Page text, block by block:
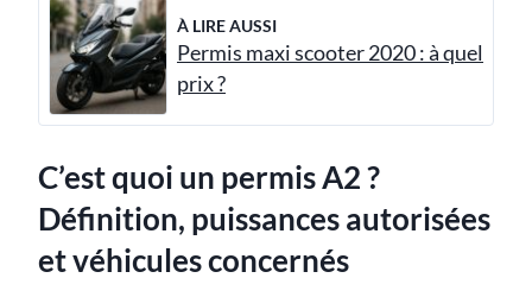
À LIRE AUSSI
Permis maxi scooter 2020 : à quel
prix ?
C’est quoi un permis A2 ?
Définition, puissances autorisées
et véhicules concernés